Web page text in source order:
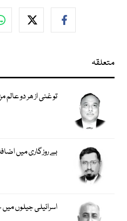
متعلقہ
تو غنی از ھر دو عالم
بے روزگاری میں
اسرائیلی جیلوں میں